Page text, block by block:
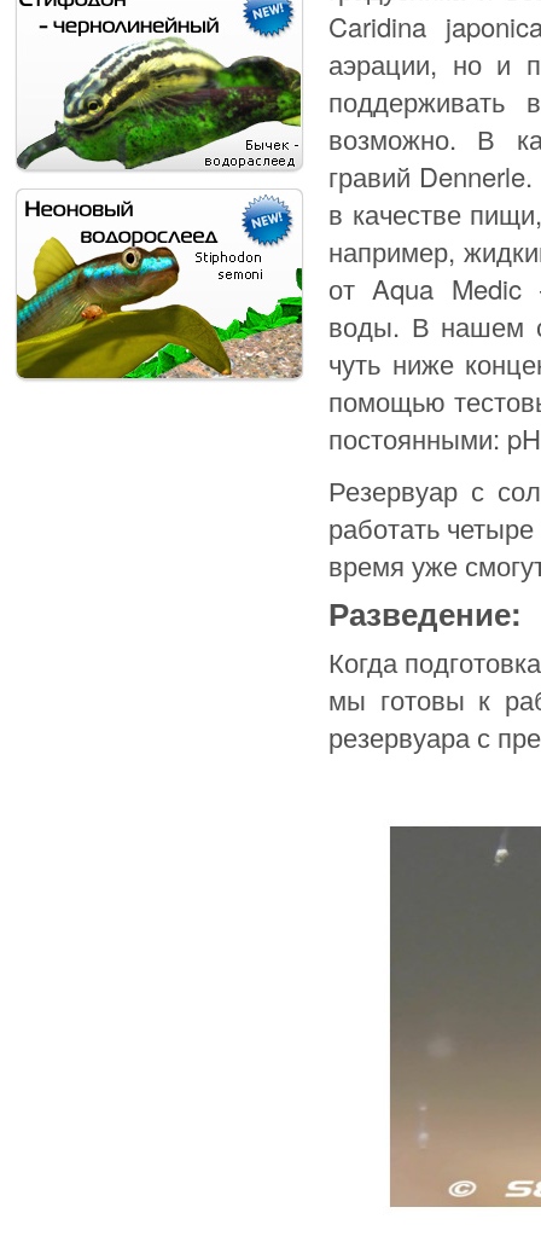
Caridina
аэрации, но и
поддерживать
возможно. В
гравий
в качестве
например,
от Aqua Medic
воды. В нашем
чуть ниже
помощью
постоянными:
Резервуар с
работать
время уже
Разведение:
Когда
мы готовы к
резервуара с